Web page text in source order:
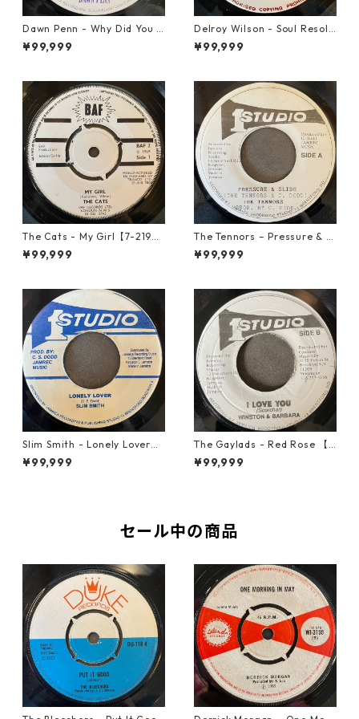
Dawn Penn - Why Did You Li
e【7-21938】
¥99,999
Delroy Wilson - Soul Resolu
tion【7-21935】
¥99,999
The Cats - My Girl【7-2190
6】
¥99,999
The Tennors – Pressure & Sl
ide【7-21952】
¥99,999
Slim Smith - Lonely Lover
【7-21921】
¥99,999
The Gaylads - Red Rose 【7
-21853】
¥99,999
セール中の商品